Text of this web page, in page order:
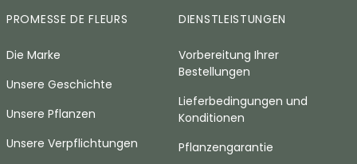
PROMESSE DE FLEURS
Die Marke
Unsere Geschichte
Unsere Pflanzen
Unsere Verpflichtungen
DIENSTLEISTUNGEN
Vorbereitung Ihrer
Bestellungen
Lieferbedingungen und
Konditionen
Pflanzengarantie